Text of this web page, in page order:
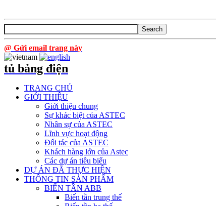
@ Gửi email trang này
tủ bảng điện
TRANG CHỦ
GIỚI THIỆU
Giới thiệu chung
Sự khác biệt của ASTEC
Nhân sự của ASTEC
Lĩnh vực hoạt động
Đối tác của ASTEC
Khách hàng lớn của Astec
Các dự án tiêu biểu
DỰ ÁN ĐÃ THỰC HIỆN
THÔNG TIN SẢN PHẨM
BIẾN TẦN ABB
Biến tần trung thế